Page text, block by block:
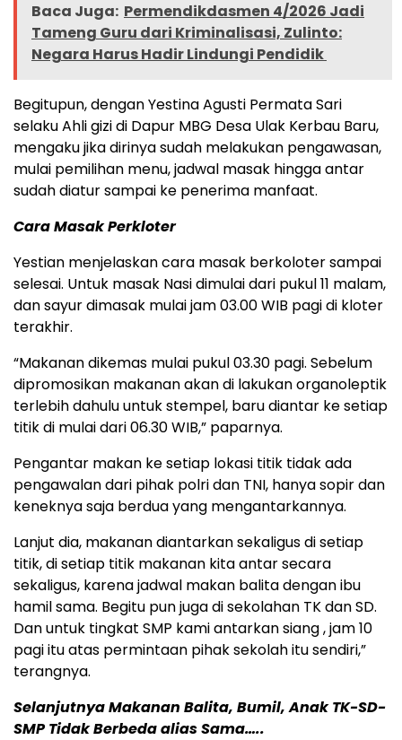
Baca Juga: Permendikdasmen 4/2026 Jadi
Tameng Guru dari Kriminalisasi, Zulinto:
Negara Harus Hadir Lindungi Pendidik ‎
Begitupun, dengan Yestina Agusti Permata Sari
selaku Ahli gizi di Dapur MBG Desa Ulak Kerbau Baru,
mengaku jika dirinya sudah melakukan pengawasan,
mulai pemilihan menu, jadwal masak hingga antar
sudah diatur sampai ke penerima manfaat.
Cara Masak Perkloter
Yestian menjelaskan cara masak berkoloter sampai
selesai. Untuk masak Nasi dimulai dari pukul 11 malam,
dan sayur dimasak mulai jam 03.00 WIB pagi di kloter
terakhir.
“Makanan dikemas mulai pukul 03.30 pagi. Sebelum
dipromosikan makanan akan di lakukan organoleptik
terlebih dahulu untuk stempel, baru diantar ke setiap
titik di mulai dari 06.30 WIB,” paparnya.
Pengantar makan ke setiap lokasi titik tidak ada
pengawalan dari pihak polri dan TNI, hanya sopir dan
keneknya saja berdua yang mengantarkannya.
Lanjut dia, makanan diantarkan sekaligus di setiap
titik, di setiap titik makanan kita antar secara
sekaligus, karena jadwal makan balita dengan ibu
hamil sama. Begitu pun juga di sekolahan TK dan SD.
Dan untuk tingkat SMP kami antarkan siang , jam 10
pagi itu atas permintaan pihak sekolah itu sendiri,”
terangnya.
SelanjutnyaMakanan Balita, Bumil, Anak TK-SD-
SMP Tidak Berbeda alias Sama…..